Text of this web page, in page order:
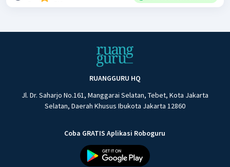
RUANGGURU HQ
Jl. Dr. Saharjo No.161, Manggarai Selatan, Tebet, Kota Jakarta
Selatan, Daerah Khusus Ibukota Jakarta 12860
Coba GRATIS Aplikasi Roboguru